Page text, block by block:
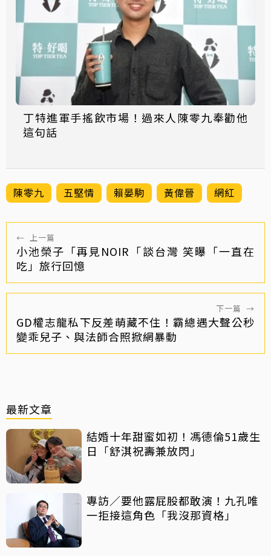
丁特進軍手搖飲市場！過來人陳零九奉勸他
這句話
陳零九 五堅情 賴晏駒 黃偉晉 網紅
← 上一篇
小池榮子「再見NOIR「談台灣 笑曝「一直在
吃」旅行回憶
下一篇 →
GD權志龍私下反差萌藏不住！霸總遇大聲公秒
變乖兒子、與法師合照掀網暴動
最新文章
結婚十年甜蜜如初！馮德倫51歲生
日「舒淇祝壽兼放閃」
專訪／要他露屁股都敢演！九孔唯
一拒接這角色「我沒那資格」